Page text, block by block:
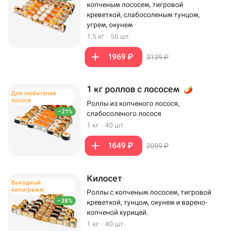
копченым лососем, тигровой
креветкой, слабосоленым тунцом,
угрем, окунем
1,5 кг · 56 шт.
1969 ₽ 3139 ₽
–21%
Для любителей
лосося
1 кг роллов с лососем
Роллы из копченого лосося,
слабосоленого лосося
1 кг · 40 шт.
1649 ₽ 2099 ₽
–38%
Выгодный
килограмм
Килосет
Роллы с копченым лососем, тигровой
креветкой, тунцом, окунем и варено-
копченой курицей.
1 кг · 40 шт.